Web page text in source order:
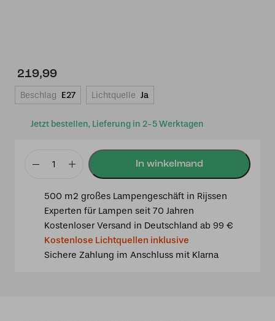
Jetzt bestellen, Lieferung in 2-5 Werktagen
219,99
Beschlag E27 Lichtquelle Ja
Tiffany
Norway
Menge
500 m2 großes Lampengeschäft in Rijssen
Experten für Lampen seit 70 Jahren
Kostenloser Versand in Deutschland ab 99 €
Kostenlose Lichtquellen inklusive
Sichere Zahlung im Anschluss mit Klarna